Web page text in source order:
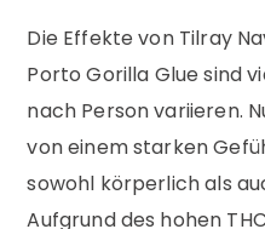
Die Effekte von Tilray
Porto Gorilla Glue sind
nach Person variieren.
von einem starken
sowohl körperlich als
Aufgrund des hohen